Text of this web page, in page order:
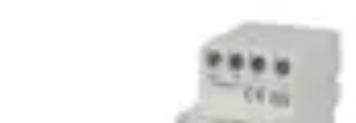
Entretien et SécuritéTypes